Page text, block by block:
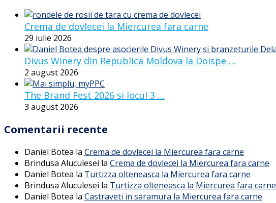
Crema de dovlecei la Miercurea fara carne
29 iulie 2026
Divus Winery din Republica Moldova la Doispe …
2 august 2026
The Brand Fest 2026 si locul 3 …
3 august 2026
Comentarii recente
Daniel Botea la Crema de dovlecei la Miercurea fara carne
Brindusa Aluculesei la Crema de dovlecei la Miercurea fara carne
Daniel Botea la Turtizza olteneasca la Miercurea fara carne
Brindusa Aluculesei la Turtizza olteneasca la Miercurea fara carne
Daniel Botea la Castraveti in saramura la Miercurea fara carne